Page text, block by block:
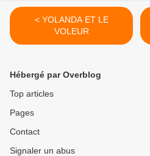
< YOLANDA ET LE
VOLEUR
Hébergé par Overblog
Top articles
Pages
Contact
Signaler un abus